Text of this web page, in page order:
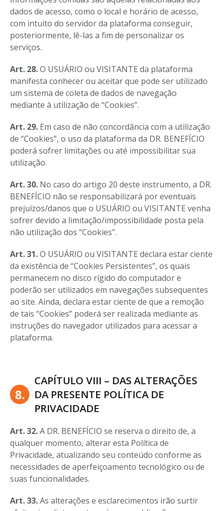
dados de acesso, como o local e horário de acesso,
com intuito do servidor da plataforma conseguir,
posteriormente, lê-las a fim de personalizar os
serviços.
Art. 28.O USUÁRIO ou VISITANTE da plataforma
manifesta conhecer ou aceitar que pode ser utilizado
um sistema de coleta de dados de navegação
mediante à utilização de “Cookies”.
Art. 29. Em caso de não concordância com a utilização
de “Cookies”, o uso da plataforma da DR. BENEFÍCIO
poderá sofrer limitações ou até impossibilitar sua
utilização.
Art. 30. No caso do artigo 20 deste instrumento, a DR.
BENEFÍCIO não se responsabilizará por eventuais
prejuízos/danos que o USUÁRIO ou VISITANTE venha
sofrer devido a limitação/impossibilidade posta pela
não utilização dos “Cookies”.
Art. 31.O USUÁRIO ou VISITANTE declara estar ciente
da existência de “Cookies Persistentes”, os quais
permanecem no disco rígido do computador e
poderão ser utilizados em navegações subsequentes
ao site. Ainda, declara estar ciente de que a remoção
de tais “Cookies” poderá ser realizada mediante as
instruções do navegador utilizados para acessar a
plataforma.
8.
CAPÍTULO VIII – DAS ALTERAÇÕES
DA PRESENTE POLÍTICA DE
PRIVACIDADE
Art. 32.A DR. BENEFÍCIO se reserva o direito de, a
qualquer momento, alterar esta Política de
Privacidade, atualizando seu conteúdo conforme as
necessidades de aperfeiçoamento tecnológico ou de
suas funcionalidades.
Art. 33.As alterações e esclarecimentos irão surtir